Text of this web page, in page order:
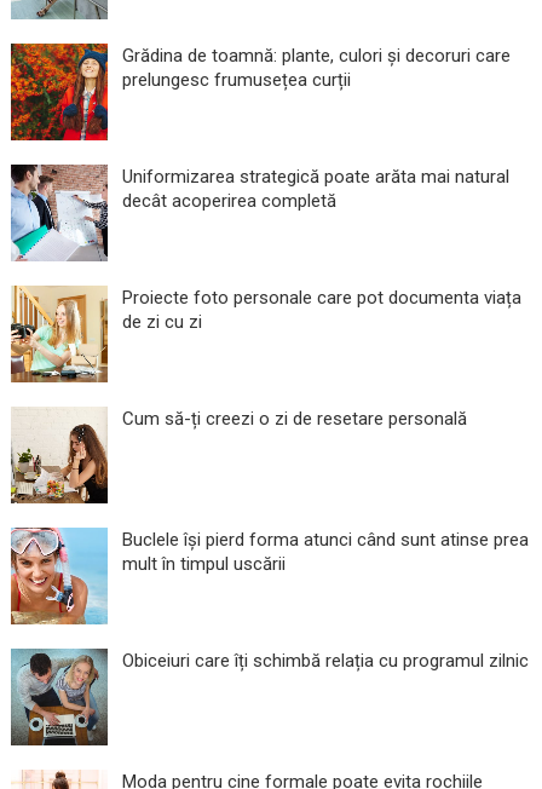
Grădina de toamnă: plante, culori și decoruri care
prelungesc frumusețea curții
Uniformizarea strategică poate arăta mai natural
decât acoperirea completă
Proiecte foto personale care pot documenta viața
de zi cu zi
Cum să-ți creezi o zi de resetare personală
Buclele își pierd forma atunci când sunt atinse prea
mult în timpul uscării
Obiceiuri care îți schimbă relația cu programul zilnic
Moda pentru cine formale poate evita rochiile